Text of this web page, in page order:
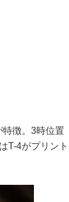
徴。3時位置
T-4がプリント